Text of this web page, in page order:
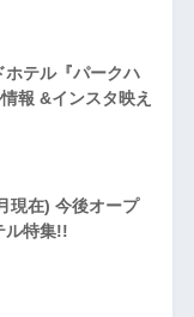
テル『パークハ
報 &インスタ映え
現在) 今後オープ
ル特集!!